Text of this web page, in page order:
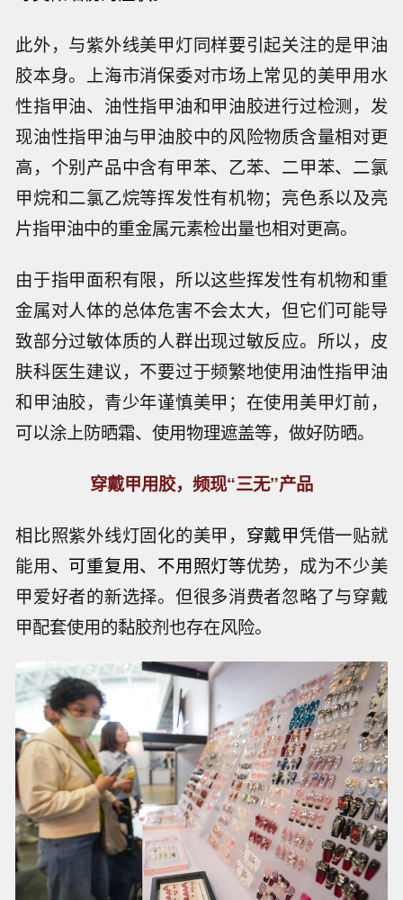
此外，与紫外线美甲灯同样要引起关注的是甲油
胶本身。上海市消保委对市场上常见的美甲用水
性指甲油、油性指甲油和甲油胶进行过检测，发
现油性指甲油与甲油胶中的风险物质含量相对更
高，个别产品中含有甲苯、乙苯、二甲苯、二氯
甲烷和二氯乙烷等挥发性有机物；亮色系以及亮
片指甲油中的重金属元素检出量也相对更高。
由于指甲面积有限，所以这些挥发性有机物和重
金属对人体的总体危害不会太大，但它们可能导
致部分过敏体质的人群出现过敏反应。所以，皮
肤科医生建议，不要过于频繁地使用油性指甲油
和甲油胶，青少年谨慎美甲；在使用美甲灯前，
可以涂上防晒霜、使用物理遮盖等，做好防晒。
穿戴甲用胶，频现“三无”产品
相比照紫外线灯固化的美甲， 穿戴甲凭借一贴就
能用、可重复用、不用照灯等优势，成为不少美
甲爱好者的新选择。但很多消费者忽略了与穿戴
甲配套使用的黏胶剂也存在风险。